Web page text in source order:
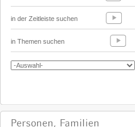
in der Zeitleiste suchen
in Themen suchen